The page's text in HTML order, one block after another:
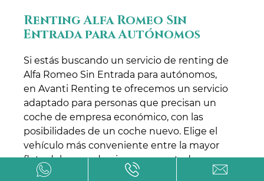
Renting Alfa Romeo Sin
Entrada para Autónomos
Si estás buscando un servicio de renting de
Alfa Romeo Sin Entrada para autónomos,
en Avanti Renting te ofrecemos un servicio
adaptado para personas que precisan un
coche de empresa económico, con las
posibilidades de un coche nuevo. Elige el
vehículo más conveniente entre la mayor
flota del mercado, siempre y en toda
circunstancia contando con el mejor precio